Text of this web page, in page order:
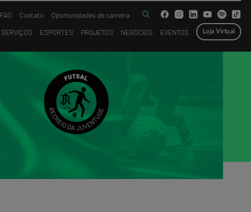
SERVIÇOS ESPORTES PROJETOS NEGÓCIOS EVENTOS Loja Virtual
FAQ Contato Oportunidades de carreira